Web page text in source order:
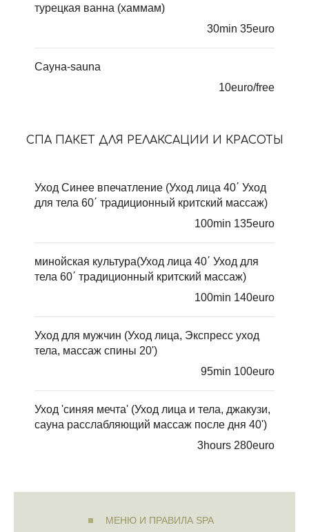
турецкая ванна (хаммам)
30min 35euro
Cауна-sauna
10euro/free
СПА ПАКЕТ ДЛЯ РЕЛАКСАЦИИ И КРАСОТЫ
Уход Синее впечатление (Уход лица 40΄ Уход
для тела 60΄ традиционный критский массаж)
100min 135euro
минойская культура(Уход лица 40΄ Уход для
тела 60΄ традиционный критский массаж)
100min 140euro
Уход для мужчин (Уход лица, Экспресс уход
тела, массаж спины 20')
95min 100euro
Уход 'синяя мечта' (Уход лица и тела, джакузи,
сауна расслабляющий массаж после дня 40')
3hours 280euro
МЕНЮ И ПРАВИЛА SPA